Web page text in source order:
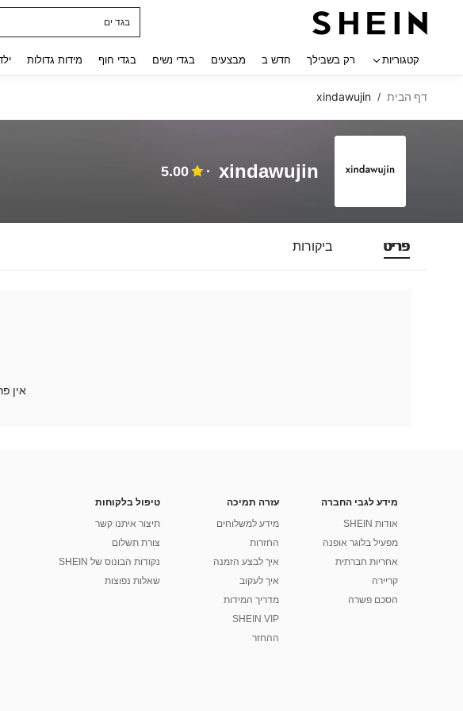
בגד ים
קטגוריות רק בשבילך חדש ב מבצעים בגדי נשים בגדי חוף מידות גדולות
דף הבית /
xindawujin
xindawujin
5.00
פריט ביקורות
אין
מידע לגבי החברה
אודות SHEIN
מפעיל בלוגר אופנה
אחריות חברתית
קריירה
הסכם פשרה
עזרה תמיכה
מידע למשלוחים
החזרות
איך לבצע הזמנה
איך לעקוב
מדריך המידות
SHEIN VIP
ההחזר
טיפול בלקוחות
תיצור איתנו קשר
צורת תשלום
נקודות הבונוס של SHEIN
שאלות נפוצות